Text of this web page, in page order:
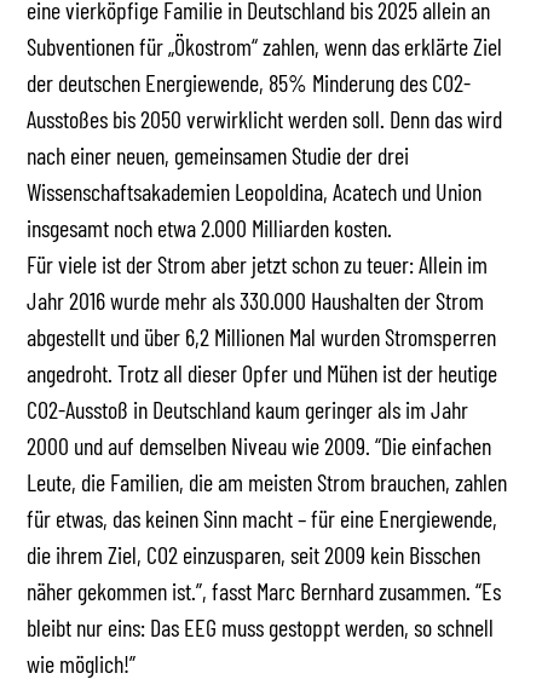
eine vierköpfige Familie in Deutschland bis 2025 allein an
Subventionen für „Ökostrom“ zahlen, wenn das erklärte Ziel
der deutschen Energiewende, 85% Minderung des CO2-
Ausstoßes bis 2050 verwirklicht werden soll. Denn das wird
nach einer neuen, gemeinsamen Studie der drei
Wissenschaftsakademien Leopoldina, Acatech und Union
insgesamt noch etwa 2.000 Milliarden kosten.
Für viele ist der Strom aber jetzt schon zu teuer: Allein im
Jahr 2016 wurde mehr als 330.000 Haushalten der Strom
abgestellt und über 6,2 Millionen Mal wurden Stromsperren
angedroht. Trotz all dieser Opfer und Mühen ist der heutige
CO2-Ausstoß in Deutschland kaum geringer als im Jahr
2000 und auf demselben Niveau wie 2009. “Die einfachen
Leute, die Familien, die am meisten Strom brauchen, zahlen
für etwas, das keinen Sinn macht – für eine Energiewende,
die ihrem Ziel, CO2 einzusparen, seit 2009 kein Bisschen
näher gekommen ist.”, fasst Marc Bernhard zusammen. “Es
bleibt nur eins: Das EEG muss gestoppt werden, so schnell
wie möglich!”